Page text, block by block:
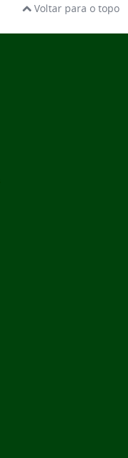
Voltar para o topo